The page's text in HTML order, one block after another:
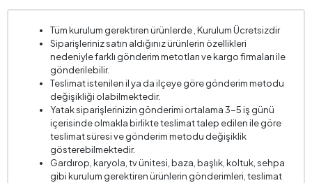
Kol Yüksekliği (mm)
Kurulum Gerekliliği Evet
Mekanizma
Bilgisi
Baş Mekanizması + Motorlu Oturum
Mekanizması
Oturma Derinliği (mm) 620mm
Yükseklik (mm)
Kumaş Adı Şönil Dokulu
Tüm kurulum gerektiren ürünlerde , Kurulum Ücretsizdir
Siparişleriniz satın aldığınız ürünlerin özellikleri
nedeniyle farklı gönderim metotları ve kargo firmaları ile
gönderilebilir.
Teslimat istenilen il ya da ilçeye göre gönderim metodu
değişikliği olabilmektedir.
Yatak siparişlerinizin gönderimi ortalama 3-5 iş günü
içerisinde olmakla birlikte teslimat talep edilen ile göre
teslimat süresi ve gönderim metodu değişiklik
gösterebilmektedir.
Gardırop, karyola, tv ünitesi, baza, başlık, koltuk, sehpa
gibi kurulum gerektiren ürünlerin gönderimleri, teslimat